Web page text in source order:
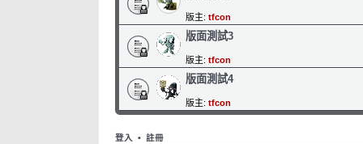
版主: tfcon
版面測試3
版主: tfcon
版面測試4
版主: tfcon
登入 • 註冊